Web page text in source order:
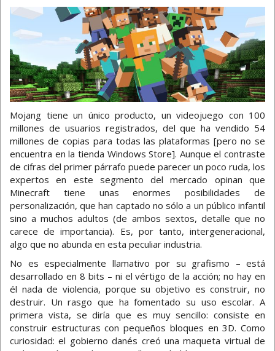
Mojang tiene un único producto, un videojuego con 100
millones de usuarios registrados, del que ha vendido 54
millones de copias para todas las plataformas [pero no se
encuentra en la tienda Windows Store]. Aunque el contraste
de cifras del primer párrafo puede parecer un poco ruda, los
expertos en este segmento del mercado opinan que
Minecraft tiene unas enormes posibilidades de
personalización, que han captado no sólo a un público infantil
sino a muchos adultos (de ambos sextos, detalle que no
carece de importancia). Es, por tanto, intergeneracional,
algo que no abunda en esta peculiar industria.
No es especialmente llamativo por su grafismo – está
desarrollado en 8 bits – ni el vértigo de la acción; no hay en
él nada de violencia, porque su objetivo es construir, no
destruir. Un rasgo que ha fomentado su uso escolar. A
primera vista, se diría que es muy sencillo: consiste en
construir estructuras con pequeños bloques en 3D. Como
curiosidad: el gobierno danés creó una maqueta virtual de